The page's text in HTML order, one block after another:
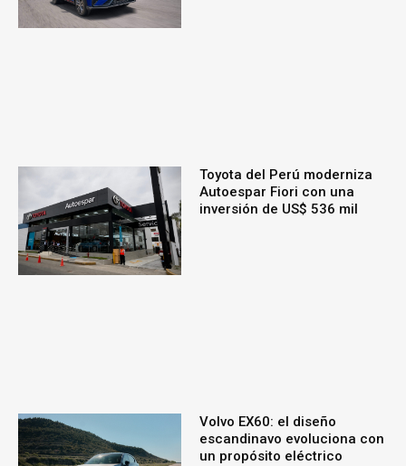
Toyota del Perú moderniza
Autoespar Fiori con una
inversión de US$ 536 mil
Volvo EX60: el diseño
escandinavo evoluciona con
un propósito eléctrico